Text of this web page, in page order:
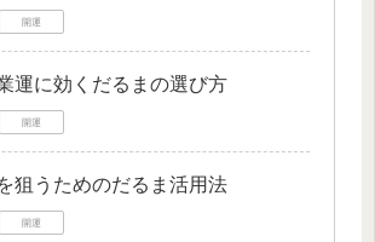
開運
運に効くだるまの選び方
開運
狙うためのだるま活用法
開運